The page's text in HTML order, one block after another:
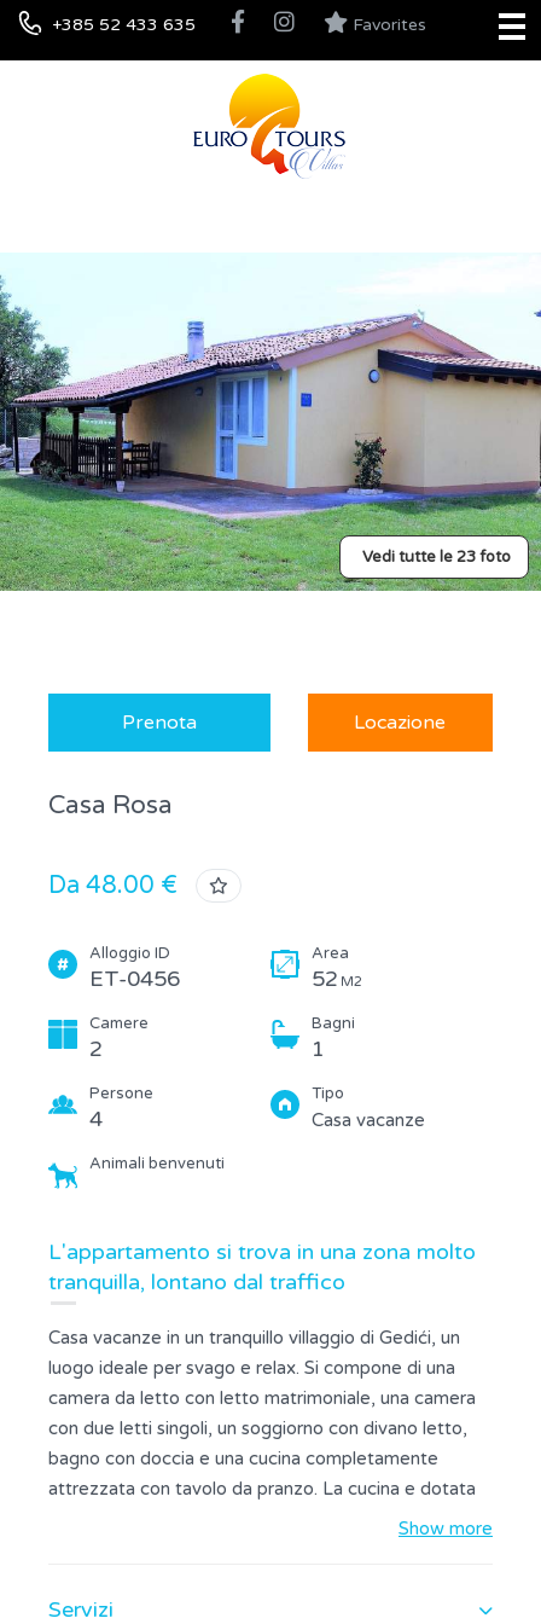
+385 52 433 635 Favorites
Vedi tutte le 23 foto
Prenota Locazione
Casa Rosa
Da 48.00 €
Alloggio ID
ET-0456
Area
52 M2
Camere
2
Bagni
1
Persone
4
Tipo
Casa vacanze
Animali benvenuti
L'appartamento si trova in una zona molto
tranquilla, lontano dal traffico
Casa vacanze in un tranquillo villaggio di Gedići, un
luogo ideale per svago e relax. Si compone di una
camera da letto con letto matrimoniale, una camera
con due letti singoli, un soggiorno con divano letto,
bagno con doccia e una cucina completamente
attrezzata con tavolo da pranzo. La cucina e dotata
di cucina a gas, bollitore, frigorifero, congelatore e
letto e da bagno. Animali ammessi A disposizione
Show more
Servizi